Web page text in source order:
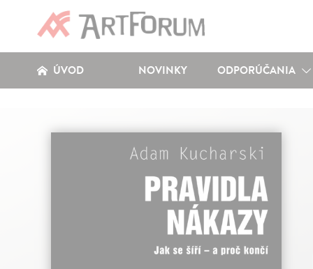
ÚVOD NOVINKY ODPORÚČANIA